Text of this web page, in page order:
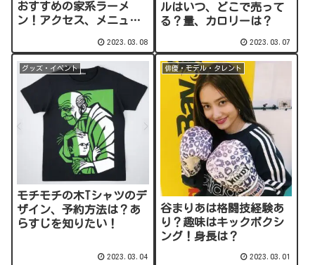
おすすめの家系ラーメ
ン！アクセス、メニュ
2023.03.08
ルはいつ、どこで売って
る？量、カロリーは？
2023.03.07
グッズ・イベント
モチモチの木Tシャツのデ
ザイン、予約方法は？あ
らすじを知りたい！
2023.03.04
俳優・モデル・タレント
谷まりあは格闘技経験あ
り？趣味はキックボクシ
ング！身長は？
2023.03.01